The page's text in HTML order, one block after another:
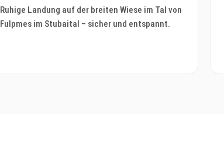
Ruhige Landung auf der breiten Wiese im Tal von
Fulpmes im Stubaital – sicher und entspannt.